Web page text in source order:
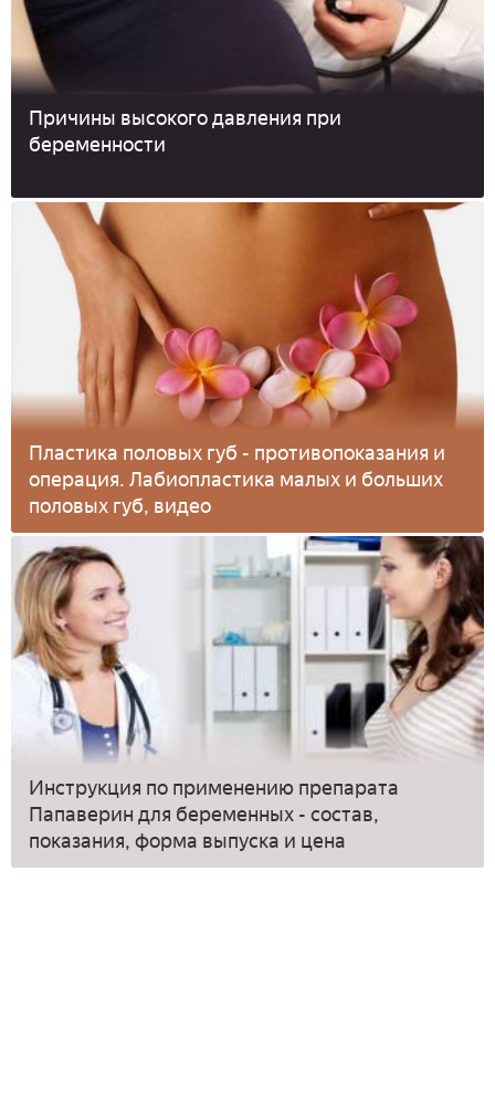
Причины высокого давления при
беременности
Пластика половых губ - противопоказания и
операция. Лабиопластика малых и больших
половых губ, видео
Инструкция по применению препарата
Папаверин для беременных - состав,
показания, форма выпуска и цена